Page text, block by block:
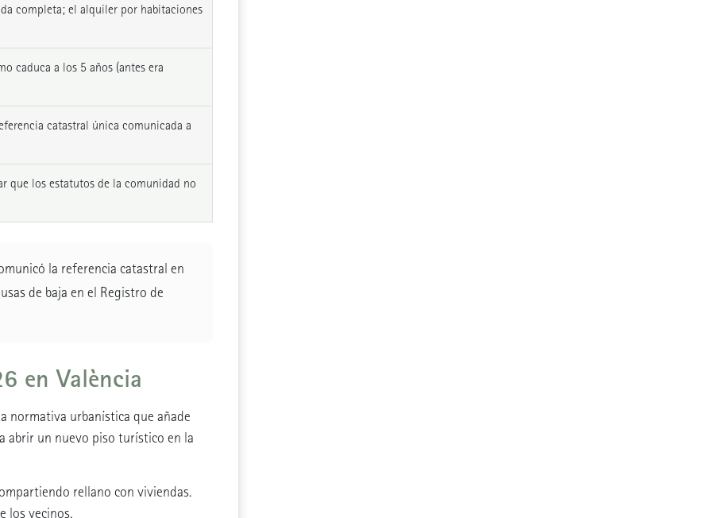
completa; el alquiler por habitaciones
caduca a los 5 años (antes era
catastral única comunicada a
que los estatutos de la comunidad no
la referencia catastral en
de baja en el Registro de
en València
normativa urbanística que añade
abrir un nuevo piso turístico en la
rellano con viviendas.
los vecinos.